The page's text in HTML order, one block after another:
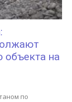
объекта на
по